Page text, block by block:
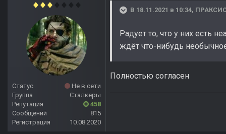
Статус
Не в сети
Группа
Сталкеры
Репутация
458
Сообщений
815
Регистрация
10.08.2020
В 18.11.2021 в 10:34,
Радует то, что у них есть
ждёт что-нибудь
Полностью согласен